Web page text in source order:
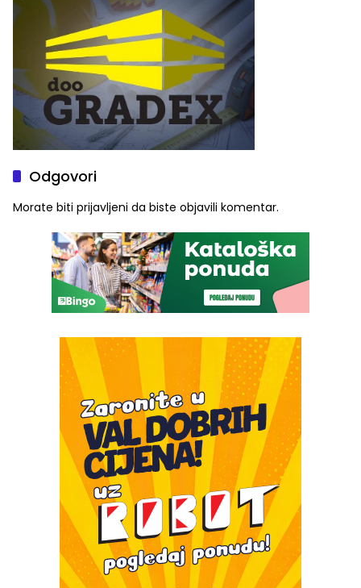
Odgovori
Morate biti prijavljeni da biste objavili komentar.